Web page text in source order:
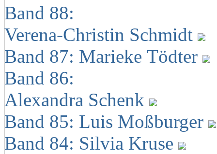
Band 88:
Verena-Christin Schmidt
Band 87: Marieke Tödter
Band 86:
Alexandra Schenk
Band 85: Luis Moßburger
Band 84: Silvia Kruse